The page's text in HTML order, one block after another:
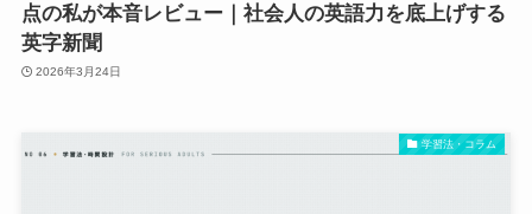
点の私が本音レビュー｜社会人の英語力を底上げする
英字新聞
2026年3月24日
学習法・コラム